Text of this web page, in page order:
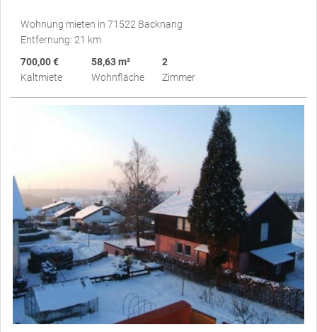
Wohnung mieten in 71522 Backnang
Entfernung: 21 km
700,00 €
Kaltmiete
58,63 m²
Wohnfläche
2
Zimmer